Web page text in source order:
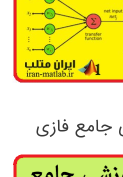
جامع فازی